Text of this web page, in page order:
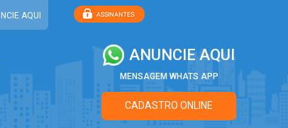
AQUI
ANUNCIE AQUI
MENSAGEM WHATS APP
CADASTRO ONLINE